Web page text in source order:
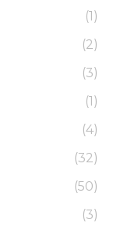
(1)
(2)
(3)
(1)
(4)
(32)
(50)
(3)